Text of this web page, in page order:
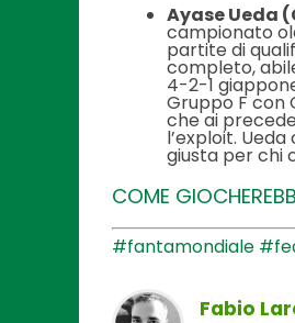
Ayase Ueda
campionato
partite di
completo,
4-2-1
Gruppo F con
che ai
l’exploit.
giusta per chi
COME
#fantamondiale
Fabio